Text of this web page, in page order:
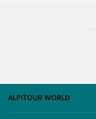
ALPITOUR WORLD
AWARD